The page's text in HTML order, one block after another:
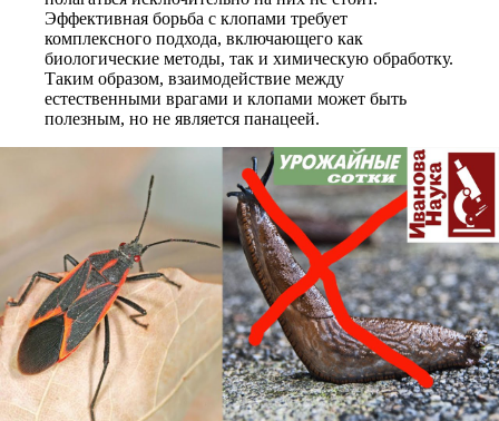
Эффективная борьба с клопами требует
комплексного подхода, включающего как
биологические методы, так и химическую обработку.
Таким образом, взаимодействие между
естественными врагами и клопами может быть
полезным, но не является панацеей.